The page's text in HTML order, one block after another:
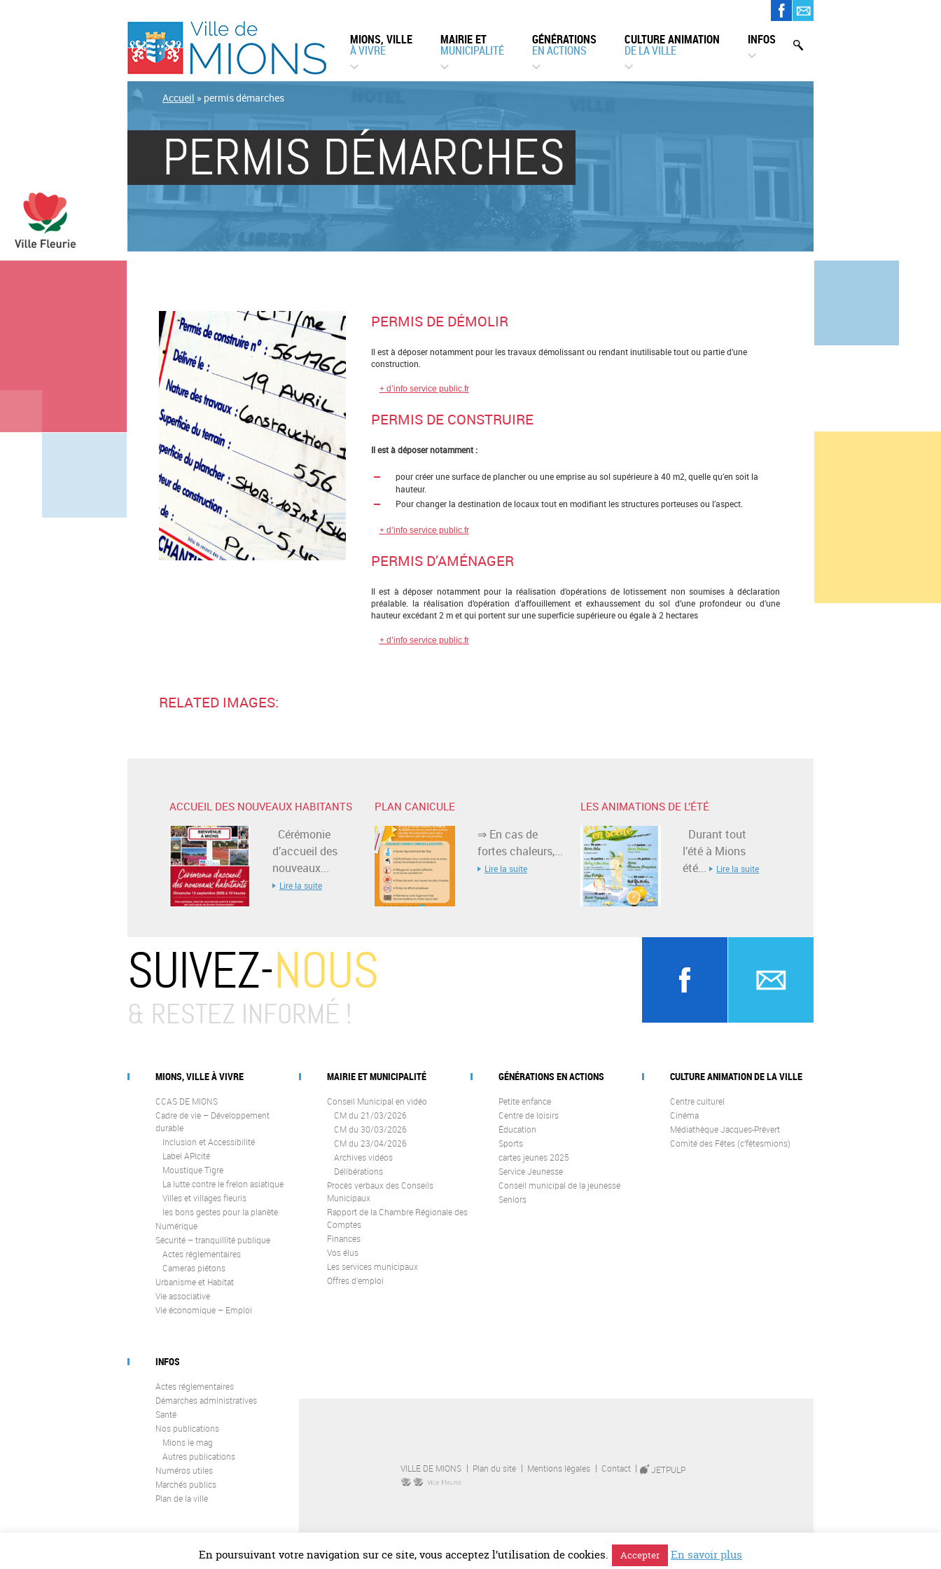
MIONS, VILLE
À VIVRE
MAIRIE ET
MUNICIPALITÉ
GÉNÉRATIONS
EN ACTIONS
CULTURE ANIMATION
DE LA VILLE
INFOS
Accueil » permis démarches
PERMIS DÉMARCHES
PERMIS DE DÉMOLIR
Il est à déposer notamment pour les travaux démolissant ou rendant inutilisable tout ou partie d’une
construction.
+ d’info service public.fr
PERMIS DE CONSTRUIRE
Il est à déposer notamment :
pour créer une surface de plancher ou une emprise au sol supérieure à 40 m2, quelle qu’en soit la
hauteur.
Pour changer la destination de locaux tout en modifiant les structures porteuses ou l’aspect.
+ d’info service public.fr
PERMIS D’AMÉNAGER
Il est à déposer notamment pour la réalisation d’opérations de lotissement non soumises à déclaration
préalable. la réalisation d’opération d’affouillement et exhaussement du sol d’une profondeur ou d’une
hauteur excédant 2 m et qui portent sur une superficie supérieure ou égale à 2 hectares
+ d’info service public.fr
RELATED IMAGES:
ACCUEIL DES NOUVEAUX HABITANTS
Cérémonie
d’accueil des
nouveaux...
Lire la suite
PLAN CANICULE
⇒ En cas de
fortes chaleurs,...
Lire la suite
LES ANIMATIONS DE L’ÉTÉ
Durant tout
l’été à Mions
été...
Lire la suite
SUIVEZ-NOUS
& RESTEZ INFORMÉ !
MIONS, VILLE À VIVRE
CCAS DE MIONS
Cadre de vie – Développement
durable
Inclusion et Accessibilité
Label APIcité
Moustique Tigre
La lutte contre le frelon asiatique
Villes et villages fleuris
les bons gestes pour la planète
Numérique
Sécurité – tranquillité publique
Actes réglementaires
Cameras piétons
Urbanisme et Habitat
Vie associative
Vie économique – Emploi
MAIRIE ET MUNICIPALITÉ
Conseil Municipal en vidéo
CM du 21/03/2026
CM du 30/03/2026
CM du 23/04/2026
Archives vidéos
Délibérations
Procès verbaux des Conseils
Municipaux
Rapport de la Chambre Régionale des
Comptes
Finances
Vos élus
Les services municipaux
Offres d’emploi
GÉNÉRATIONS EN ACTIONS
Petite enfance
Centre de loisirs
Éducation
Sports
cartes jeunes 2025
Service Jeunesse
Conseil municipal de la jeunesse
Seniors
CULTURE ANIMATION DE LA VILLE
Centre culturel
Cinéma
Médiathèque Jacques-Prévert
Comité des Fêtes (c’fêtesmions)
INFOS
Actes réglementaires
Démarches administratives
Santé
Nos publications
Mions le mag
Autres publications
Numéros utiles
Marchés publics
Plan de la ville
VILLE DE MIONS Plan du site Mentions légales Contact JETPULP
En poursuivant votre navigation sur ce site, vous acceptez l’utilisation de cookies. Accepter En savoir plus